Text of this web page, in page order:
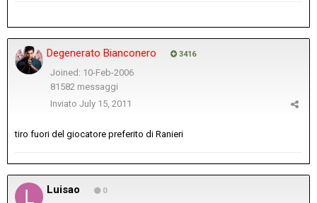
Degenerato Bianconero 3416
Joined: 10-Feb-2006
81582 messaggi
Inviato July 15, 2011
tiro fuori del giocatore preferito di Ranieri
Luisao 0